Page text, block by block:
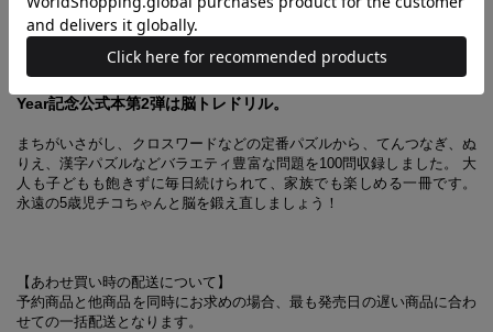
『答えられないと叱られる!? チコちゃんの素朴なギモン365』が
ヒット中の宝島社が放つ
NHKの人気番組『チコちゃんに叱られる！』5th Anniversary
Year記念公式本第2弾は脳トレドリル。
まちがいさがし、クロスワードなどの定番パズルから、てんつなぎ、ぬ
りえ、漢字パズルなどバラエティ豊富な問題を100問収録しました。 大
人も子どもも飽きずに毎日続けられて、家族でも楽しめる一冊です。
永遠の5歳児チコちゃんと脳を鍛え直しましょう！
【あわせ買い時の配送について】
予約商品と他商品を同時にお求めの場合、最も発売日の遅い商品に合わ
せての一括配送となります。